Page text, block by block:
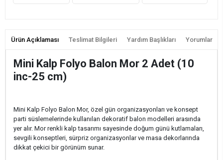
Ürün Açıklaması Teslimat Bilgileri Yardım Başlıkları Yorumlar
Mini Kalp Folyo Balon Mor 2 Adet (10
inc-25 cm)
Mini Kalp Folyo Balon Mor, özel gün organizasyonları ve konsept
parti süslemelerinde kullanılan dekoratif balon modelleri arasında
yer alır. Mor renkli kalp tasarımı sayesinde doğum günü kutlamaları,
sevgili konseptleri, sürpriz organizasyonlar ve masa dekorlarında
dikkat çekici bir görünüm sunar.